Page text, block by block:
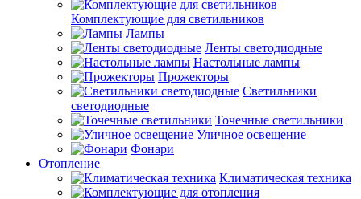
Комплектующие для светильников
Лампы
Ленты светодиодные
Настольные лампы
Прожекторы
Светильники
светодиодные
Точечные светильники
Уличное освещение
Фонари
Отопление
Климатическая техника